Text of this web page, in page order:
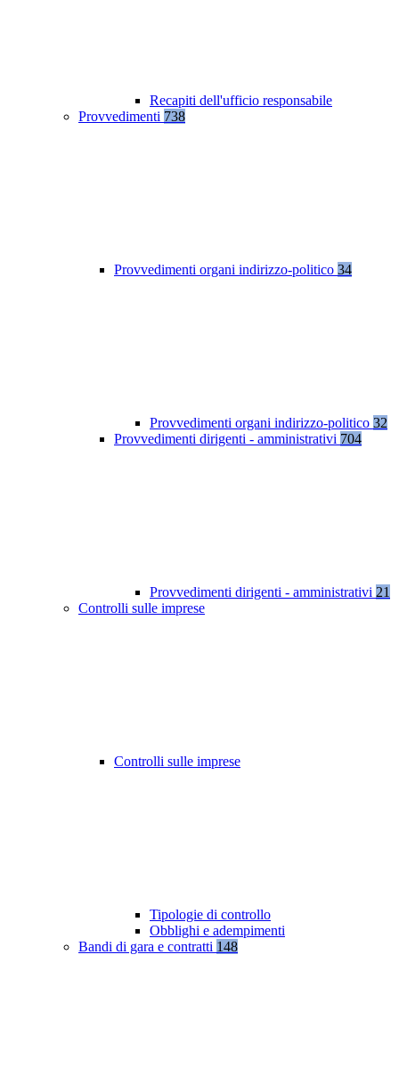
Recapiti dell'ufficio responsabile
Provvedimenti 738
Provvedimenti organi indirizzo-politico 34
Provvedimenti organi indirizzo-politico 32
Provvedimenti dirigenti - amministrativi 704
Provvedimenti dirigenti - amministrativi 21
Controlli sulle imprese
Controlli sulle imprese
Tipologie di controllo
Obblighi e adempimenti
Bandi di gara e contratti 148